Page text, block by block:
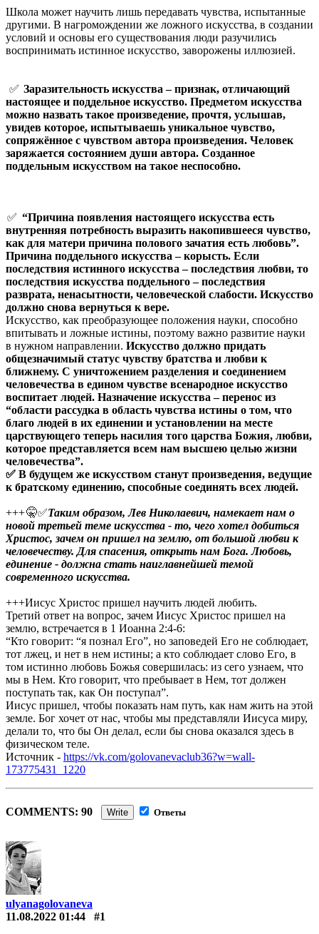
Школа может научить лишь передавать чувства, испытанные
другими. В нагромождении же ложного искусства, в создании
условий и основы его существования люди разучились
воспринимать истинное искусство, заворожены иллюзией.
✅ Заразительность искусства – признак, отличающий
настоящее и поддельное искусство. Предметом искусства
можно назвать такое произведение, прочтя, услышав,
увидев которое, испытываешь уникальное чувство,
сопряжённое с чувством автора произведения. Человек
заряжается состоянием души автора. Созданное
поддельным искусством на такое неспособно.
✅ “Причина появления настоящего искусства есть
внутренняя потребность выразить накопившееся чувство,
как для матери причина полового зачатия есть любовь”.
Причина поддельного искусства – корысть. Если
последствия истинного искусства – последствия любви, то
последствия искусства поддельного – последствия
разврата, ненасытности, человеческой слабости. Искусство
должно снова вернуться к вере.
Искусство, как преобразующее положения науки, способно
впитывать и ложные истины, поэтому важно развитие науки
в нужном направлении. Искусство должно придать
общезначимый статус чувству братства и любви к
ближнему. С уничтожением разделения и соединением
человечества в едином чувстве всенародное искусство
воспитает людей. Назначение искусства – перенос из
“области рассудка в область чувства истины о том, что
благо людей в их единении и установлении на месте
царствующего теперь насилия того царства Божия, любви,
которое представляется всем нам высшею целью жизни
человечества”.
✅ В будущем же искусством станут произведения, ведущие
к братскому единению, способные соединять всех людей.
+++🤫✅Таким образом, Лев Николаевич, намекает нам о
новой третьей теме искусства - то, чего хотел добиться
Христос, зачем он пришел на землю, от большой любви к
человечеству. Для спасения, открыть нам Бога. Любовь,
единение - должна стать наиглавнейшей темой
современного искусства.
+++Иисус Христос пришел научить людей любить.
Третий ответ на вопрос, зачем Иисус Христос пришел на
землю, встречается в 1 Иоанна 2:4-6:
“Кто говорит: “я познал Его”, но заповедей Его не соблюдает,
тот лжец, и нет в нем истины; а кто соблюдает слово Его, в
том истинно любовь Божья совершилась: из сего узнаем, что
мы в Нем. Кто говорит, что пребывает в Нем, тот должен
поступать так, как Он поступал”.
Иисус пришел, чтобы показать нам путь, как нам жить на этой
земле. Бог хочет от нас, чтобы мы представляли Иисуса миру,
делали то, что бы Он делал, если бы снова оказался здесь в
физическом теле.
Источник - https://vk.com/golovanevaclub36?w=wall-
173775431_1220
COMMENTS: 90 Write Ответы
ulyanagolovaneva
11.08.2022 01:44
#1